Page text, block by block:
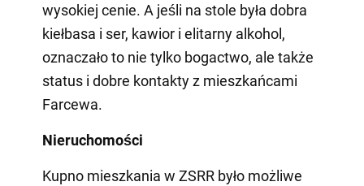
wysokiej cenie. A jeśli na stole była dobra
kiełbasa i ser, kawior i elitarny alkohol,
oznaczało to nie tylko bogactwo, ale także
status i dobre kontakty z mieszkańcami
Farcewa.
Nieruchomości
Kupno mieszkania w ZSRR było możliwe